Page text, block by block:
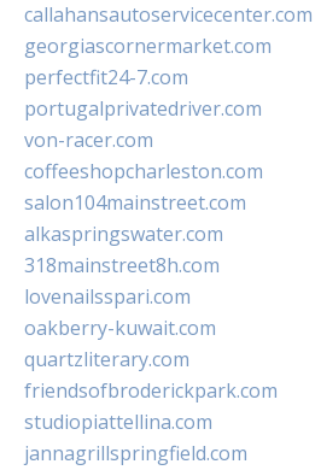
callahansautoservicecenter.com
georgiascornermarket.com
perfectfit24-7.com
portugalprivatedriver.com
von-racer.com
coffeeshopcharleston.com
salon104mainstreet.com
alkaspringswater.com
318mainstreet8h.com
lovenailsspari.com
oakberry-kuwait.com
quartzliterary.com
friendsofbroderickpark.com
studiopiattellina.com
jannagrillspringfield.com